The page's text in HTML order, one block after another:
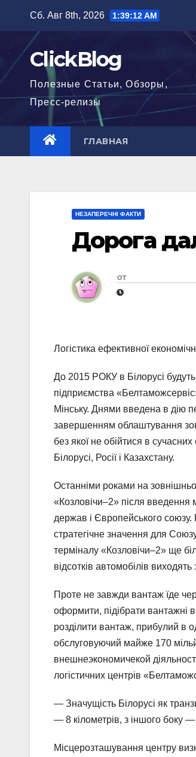
содержимому
Сб. Авг 8th, 2026 1:39:13 AM
ClickBlog
Полезные Статьи, Обзоры,
Пресс-релизы
ГЛАВНАЯ
НЕЗАПЕРЕЧНІ ФАКТИ
Дорога
от
Логістика ефективної
До 2015 РОКУ в Білорусі
підприємства
Мінську. Днями введена в дію
завершенням облаштування
без якої не обійтися в
Білорусі, Росії і Казахстану.
Останніми роками на
«Козловічи–2» після
держав і Європейського
стратегічне значення для
терміналу «Козловічи–2» ще
відсотків автомобілів
Проте не завжди вантаж їде
оформити, підібрати вантажні
розділити вантаж, прибулий в
обслуговуючий майже 170
внешнеэкономичекой
логістичних центрів
— Значущість Білорусі як
— 8 кілометрів, з іншого боку —
Місцерозташування центру